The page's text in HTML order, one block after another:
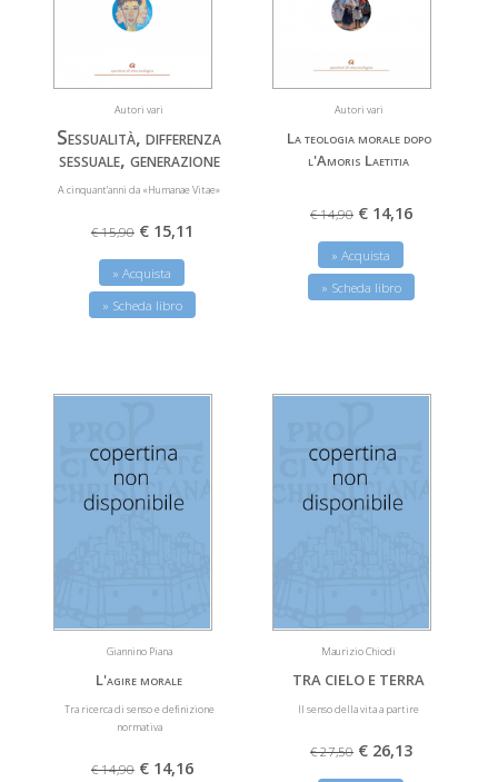
Autori vari
Sessualità, differenza
sessuale, generazione
A cinquant'anni da «Humanae Vitae»
€ 15,90 € 15,11
» Acquista
» Scheda libro
Autori vari
La teologia morale dopo
l'Amoris Laetitia
€ 14,90 € 14,16
» Acquista
» Scheda libro
Giannino Piana
L'agire morale
Tra ricerca di senso e definizione
normativa
€ 14,90 € 14,16
Maurizio Chiodi
TRA CIELO E TERRA
Il senso della vita a partire
€ 27,50 € 26,13